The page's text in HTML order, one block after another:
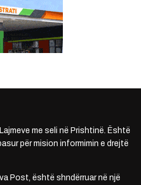
me seli në Prishtinë. Është
për mision informimin e drejtë
Post, është shndërruar në një